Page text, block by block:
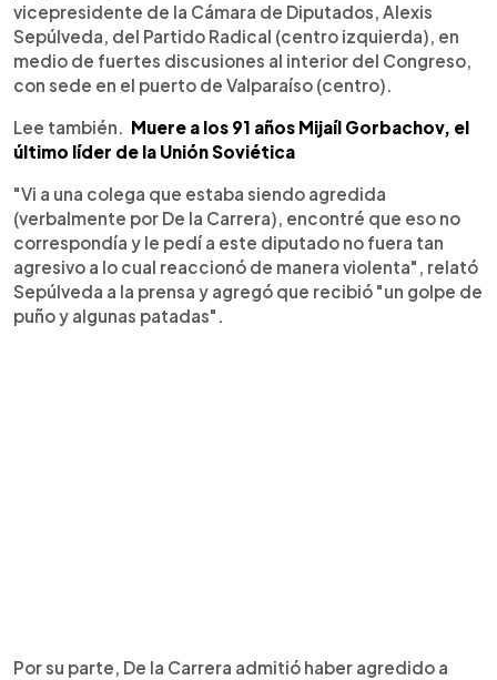
vicepresidente de la Cámara de Diputados, Alexis
Sepúlveda, del Partido Radical (centro izquierda), en
medio de fuertes discusiones al interior del Congreso,
con sede en el puerto de Valparaíso (centro).
Lee también. Muere a los 91 años Mijaíl Gorbachov, el
último líder de la Unión Soviética
"Vi a una colega que estaba siendo agredida
(verbalmente por De la Carrera), encontré que eso no
correspondía y le pedí a este diputado no fuera tan
agresivo a lo cual reaccionó de manera violenta", relató
Sepúlveda a la prensa y agregó que recibió "un golpe de
puño y algunas patadas".
Por su parte, De la Carrera admitió haber agredido a